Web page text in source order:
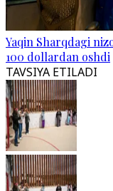
Yaqin Sharqdagi
100 dollardan oshdi
TAVSIYA ETILADI